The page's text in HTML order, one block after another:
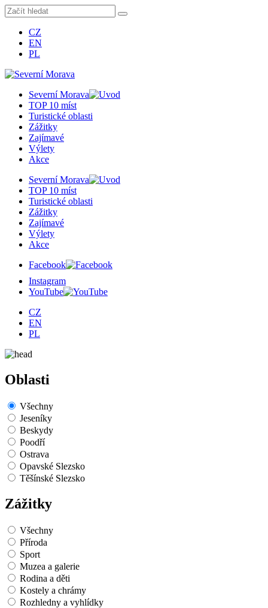
CZ
EN
PL
Severní Morava
TOP 10 míst
Turistické oblasti
Zážitky
Zajímavé
Výlety
Akce
Severní Morava
TOP 10 míst
Turistické oblasti
Zážitky
Zajímavé
Výlety
Akce
Facebook
Instagram
YouTube
CZ
EN
PL
Oblasti
Všechny
Jeseníky
Beskydy
Poodří
Ostrava
Opavské Slezsko
Těšínské Slezsko
Zážitky
Všechny
Příroda
Sport
Muzea a galerie
Rodina a děti
Kostely a chrámy
Rozhledny a vyhlídky